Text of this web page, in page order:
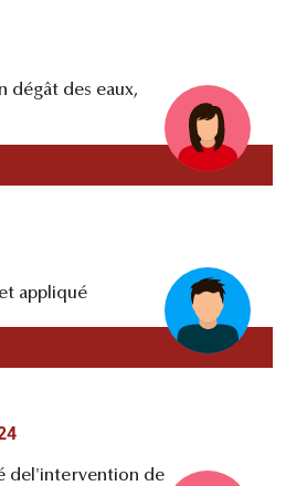
dégât des eaux,
appliqué
del'intervention de